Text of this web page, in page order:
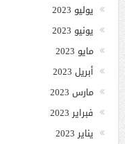
يوليو 2023
يونيو 2023
مايو 2023
أبريل 2023
مارس 2023
فبراير 2023
يناير 2023